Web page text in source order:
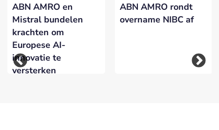
ABN AMRO en
Mistral bundelen
krachten om
Europese AI-
innovatie te
versterken
ABN AMRO rondt
overname NIBC af